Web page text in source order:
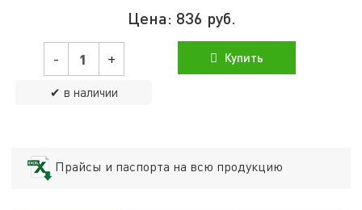
Цена: 836 руб.
- +
✔ в наличии
Купить
Прайсы и паспорта на всю продукцию